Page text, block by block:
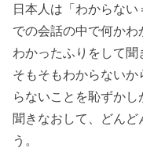
日本人は「わからな
での会話の中で何かわ
わかったふりをして聞
そもそもわからない
らないことを恥ずか
聞きなおして、どんど
う。